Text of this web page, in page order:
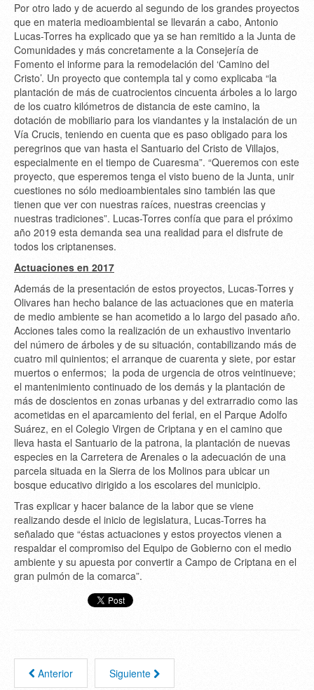
Por otro lado y de acuerdo al segundo de los grandes proyectos
que en materia medioambiental se llevarán a cabo, Antonio
Lucas-Torres ha explicado que ya se han remitido a la Junta de
Comunidades y más concretamente a la Consejería de
Fomento el informe para la remodelación del ‘Camino del
Cristo’. Un proyecto que contempla tal y como explicaba “la
plantación de más de cuatrocientos cincuenta árboles a lo largo
de los cuatro kilómetros de distancia de este camino, la
dotación de mobiliario para los viandantes y la instalación de un
Vía Crucis, teniendo en cuenta que es paso obligado para los
peregrinos que van hasta el Santuario del Cristo de Villajos,
especialmente en el tiempo de Cuaresma”. “Queremos con este
proyecto, que esperemos tenga el visto bueno de la Junta, unir
cuestiones no sólo medioambientales sino también las que
tienen que ver con nuestras raíces, nuestras creencias y
nuestras tradiciones”. Lucas-Torres confía que para el próximo
año 2019 esta demanda sea una realidad para el disfrute de
todos los criptanenses.
Actuaciones en 2017
Además de la presentación de estos proyectos, Lucas-Torres y
Olivares han hecho balance de las actuaciones que en materia
de medio ambiente se han acometido a lo largo del pasado año.
Acciones tales como la realización de un exhaustivo inventario
del número de árboles y de su situación, contabilizando más de
cuatro mil quinientos; el arranque de cuarenta y siete, por estar
muertos o enfermos; la poda de urgencia de otros veintinueve;
el mantenimiento continuado de los demás y la plantación de
más de doscientos en zonas urbanas y del extrarradio como las
acometidas en el aparcamiento del ferial, en el Parque Adolfo
Suárez, en el Colegio Virgen de Criptana y en el camino que
lleva hasta el Santuario de la patrona, la plantación de nuevas
especies en la Carretera de Arenales o la adecuación de una
parcela situada en la Sierra de los Molinos para ubicar un
bosque educativo dirigido a los escolares del municipio.
Tras explicar y hacer balance de la labor que se viene
realizando desde el inicio de legislatura, Lucas-Torres ha
señalado que “éstas actuaciones y estos proyectos vienen a
respaldar el compromiso del Equipo de Gobierno con el medio
ambiente y su apuesta por convertir a Campo de Criptana en el
gran pulmón de la comarca”.
Anterior Siguiente